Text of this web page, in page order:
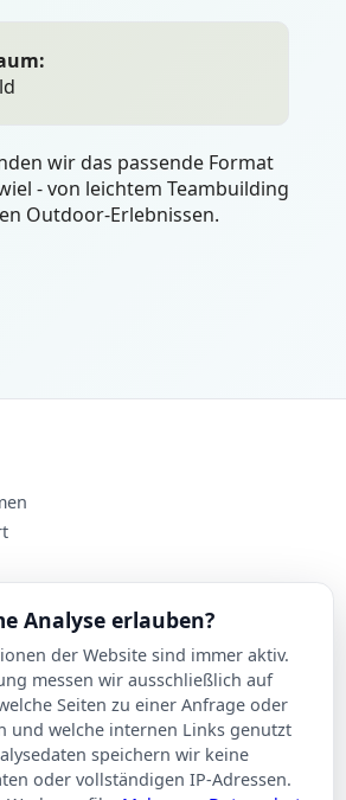
wir das passende Format
- von leichtem Teambuilding
Outdoor-Erlebnissen.
Analyse erlauben?
der Website sind immer aktiv.
messen wir ausschließlich auf
Seiten zu einer Anfrage oder
und welche internen Links genutzt
speichern wir keine
oder vollständigen IP-Adressen.